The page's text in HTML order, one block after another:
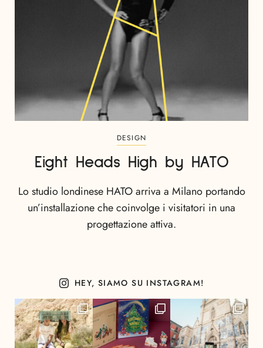
DESIGN
Eight Heads High by HATO
Lo studio londinese HATO arriva a Milano portando
un’installazione che coinvolge i visitatori in una
progettazione attiva.
HEY, SIAMO SU INSTAGRAM!